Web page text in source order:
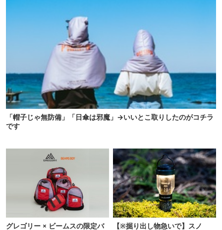
「帽子じゃ無防備」「日傘は邪魔」→いいとこ取りしたのがコチラ
です
グレゴリー × ビームスの限定バ
【※掘り出し物急いで】スノ